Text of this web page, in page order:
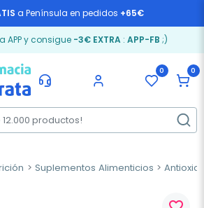
a Península en pedidos +65€
APP y consigue -3€ EXTRA: APP-FB ;)
0 0
Suplementos Alimenticios